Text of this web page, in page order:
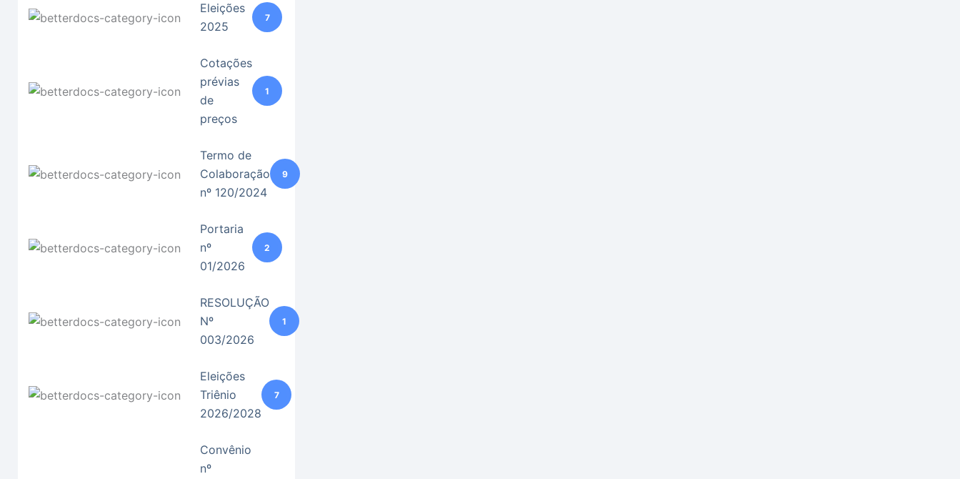
Eleições
2025
7
Cotações
prévias
de
preços
1
Termo de
Colaboração
nº 120/2024
9
Portaria
nº
01/2026
2
RESOLUÇÃO
Nº
003/2026
1
Eleições
Triênio
2026/2028
7
Convênio
nº